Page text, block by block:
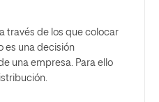
través de los que colocar
es una decisión
una empresa. Para ello